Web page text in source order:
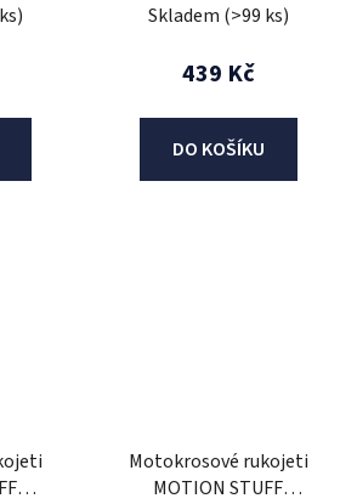
Skladem (>99 ks)
439 Kč
DO KOŠÍKU
Motokrosové rukojeti
MOTION STUFF